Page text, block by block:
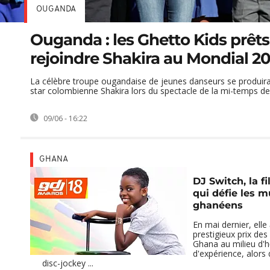
OUGANDA
Ouganda : les Ghetto Kids
rejoindre Shakira au Mondial
La célèbre troupe ougandaise de jeunes danseurs se
star colombienne Shakira lors du spectacle de la mi-temps
09/06 - 16:22
GHANA
DJ Switch, la
qui défie les
ghanéens
En mai dernier,
prestigieux prix des
Ghana au milieu
d'expérience, alors
disc-jockey ...